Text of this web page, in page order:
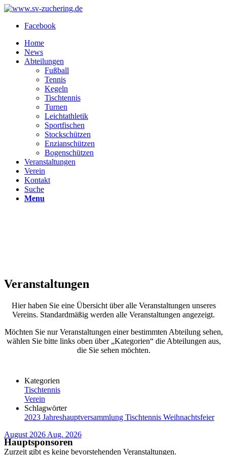
Facebook
Home
News
Abteilungen
Fußball
Tennis
Kegeln
Tischtennis
Turnen
Leichtathletik
Sportfischen
Stockschützen
Enzianschützen
Bogenschützen
Veranstaltungen
Verein
Kontakt
Suche
Menu
Veranstaltungen
Hier haben Sie eine Übersicht über alle Veranstaltungen unseres
Vereins. Standardmäßig werden alle Veranstaltungen angezeigt.
Möchten Sie nur Veranstaltungen einer bestimmten Abteilung sehen,
wählen Sie bitte links oben über „Kategorien“ die Abteilungen aus,
die Sie sehen möchten.
Kategorien
Tischtennis
Verein
Schlagwörter
2023 Jahreshauptversammlung Tischtennis Weihnachtsfeier
August 2026 Aug. 2026
Zurzeit gibt es keine bevorstehenden Veranstaltungen.
Hauptsponsoren